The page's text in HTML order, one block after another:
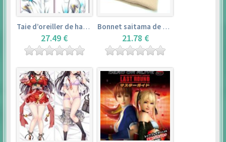
Taie d’oreiller de hatsune miku (150cm×50cm) – vocaloid
27.49 €
Bonnet saitama de one punch man
21.78 €